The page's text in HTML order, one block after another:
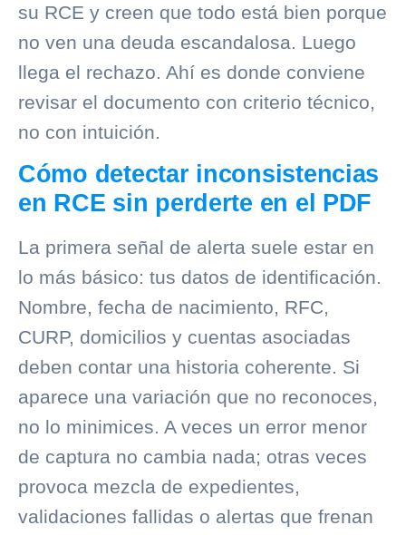
su RCE y creen que todo está bien porque
no ven una deuda escandalosa. Luego
llega el rechazo. Ahí es donde conviene
revisar el documento con criterio técnico,
no con intuición.
Cómo detectar inconsistencias
en RCE sin perderte en el PDF
La primera señal de alerta suele estar en
lo más básico: tus datos de identificación.
Nombre, fecha de nacimiento, RFC,
CURP, domicilios y cuentas asociadas
deben contar una historia coherente. Si
aparece una variación que no reconoces,
no lo minimices. A veces un error menor
de captura no cambia nada; otras veces
provoca mezcla de expedientes,
validaciones fallidas o alertas que frenan